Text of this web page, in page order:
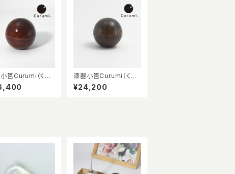
筥Curumi（くる
地呂漆 マグネッ
プ ペット供養
漆器小筥Curumi（くる
み）拭き漆＜こげ茶＞
マグネットタイプ ※ペ
¥24,200